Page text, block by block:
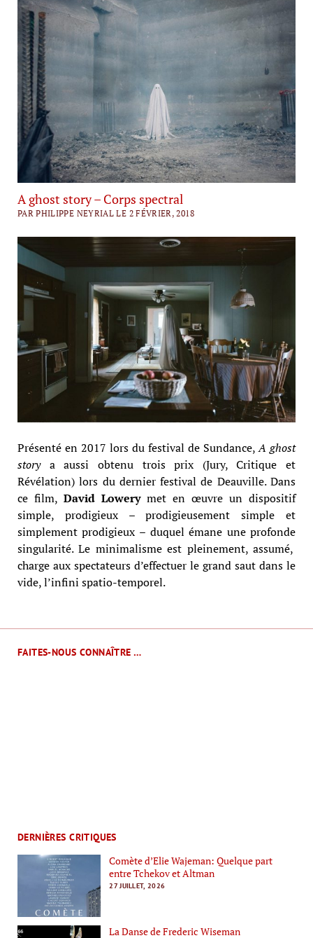
FAITES-NOUS CONNAÎTRE …
DERNIÈRES CRITIQUES
Comète d’Elie Wajeman: Quelque part
entre Tchekov et Altman
27 JUILLET, 2026
La Danse de Frederic Wiseman
A ghost story – Corps spectral
PAR PHILIPPE NEYRIAL LE 2 FÉVRIER, 2018
Présenté en 2017 lors du festival de Sundance,A ghost
storya aussi obtenu trois prix (Jury, Critique et
Révélation) lors du dernier festival de Deauville. Dans
ce film, David Lowerymet en œuvre un dispositif
simple, prodigieux – prodigieusement simple et
simplement prodigieux – duquel émane une profonde
singularité. Le minimalisme est pleinement, assumé,
charge aux spectateurs d’effectuer le grand saut dans le
vide, l’infini spatio-temporel.